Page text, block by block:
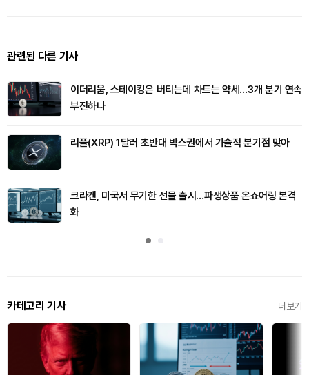
관련된 다른 기사
이더리움, 스테이킹은 버티는데 차트는 약세…3개 분기 연속
부진하나
리플(XRP) 1달러 초반대 박스권에서 기술적 분기점 맞아
크라켄, 미국서 무기한 선물 출시…파생상품 온쇼어링 본격
화
카테고리 기사 더보기